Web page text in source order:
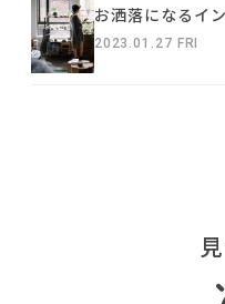
お洒落になるイ
2023.01.27 FRI